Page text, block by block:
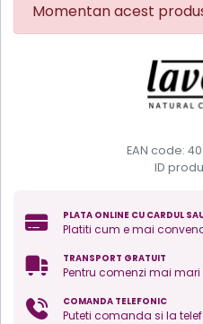
Momentan acest
EAN code:
ID
PLATA ONLINE CU CARDUL
Platiti cum e mai
TRANSPORT GRATUIT
Pentru comenzi mai
COMANDA TELEFONIC
Puteti comanda si la